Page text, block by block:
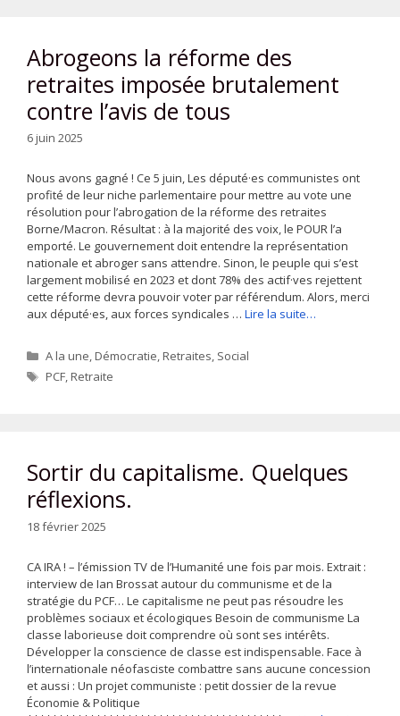
Abrogeons la réforme des
retraites imposée brutalement
contre l’avis de tous
6 juin 2025
Nous avons gagné ! Ce 5 juin, Les député·es communistes ont
profité de leur niche parlementaire pour mettre au vote une
résolution pour l’abrogation de la réforme des retraites
Borne/Macron. Résultat : à la majorité des voix, le POUR l’a
emporté. Le gouvernement doit entendre la représentation
nationale et abroger sans attendre. Sinon, le peuple qui s’est
largement mobilisé en 2023 et dont 78% des actif·ves rejettent
cette réforme devra pouvoir voter par référendum. Alors, merci
aux député·es, aux forces syndicales … Lire la suite…
Catégories
A la une,Démocratie,Retraites, Social
Étiquettes
PCF,Retraite
Sortir du capitalisme. Quelques
réflexions.
18 février 2025
CA IRA ! – l’émission TV de l’Humanité une fois par mois. Extrait :
interview de Ian Brossat autour du communisme et de la
stratégie du PCF… Le capitalisme ne peut pas résoudre les
problèmes sociaux et écologiques Besoin de communisme La
classe laborieuse doit comprendre où sont ses intérêts.
Développer la conscience de classe est indispensable. Face à
l’internationale néofasciste combattre sans aucune concession
et aussi : Un projet communiste : petit dossier de la revue
Économie & Politique